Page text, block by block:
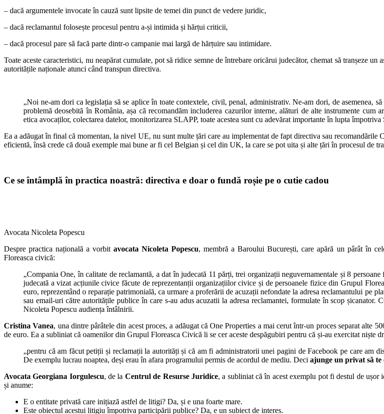
– dacă argumentele invocate în cauză sunt lipsite de temei din punct de vedere juridic,
– dacă reclamantul folosește procesul pentru a-și intimida și hărțui criticii,
– dacă procesul pare să facă parte dintr-o campanie mai largă de hărțuire sau intimidare.
Toate aceste caracteristici, nu neapărat cumulate, pot să ridice semne de întrebare oricărui judecător, chemat să tranșeze
autoritățile naționale atunci când transpun directiva.
„Noi ne-am dori ca legislația să se aplice în toate contextele, civil, penal, administrativ. Ne-am dori, de asemenea,
problemă deosebită în România, așa că recomandăm includerea cazurilor interne, alături de alte instrumente
etica avocaților, colectarea datelor, monitorizarea SLAPP, toate acestea sunt cu adevărat importante în lupta
Ea a adăugat în final că momentan, la nivel UE, nu sunt multe țări care au implementat de fapt directiva sau
eficientă, însă crede că două exemple mai bune ar fi cel Belgian și cel din UK, la care se pot uita și alte țări în procesul de
Ce se întâmplă în practica noastră: directiva e doar o fundă roșie pe o cutie cadou
Avocata Nicoleta Popescu
Despre practica națională a vorbitavocata Nicoleta Popescu, membră a Baroului București, care apără un pârât în
Floreasca civică:
„Compania One, în calitate de reclamantă, a dat în judecată 11 părți, trei organizații neguvernamentale și 8
judecată a vizat acțiunile civice făcute de reprezentanții organizațiilor civice și de persoanele fizice din Grupul
euro, reprezentând o reparație patrimonială, ca urmare a proferării de acuzații nefondate la adresa reclamantului pe
sau email-uri către autoritățile publice în care s-au adus acuzatii la adresa reclamantei, formulate în scop șicanator.
Nicoleta Popescu audiența întâlnirii.
Cristina Vanea, una dintre pârâtele din acest proces, a adăugat că One Properties a mai cerut într-un proces separat alte
de euro. Ea a subliniat că oamenilor din Grupul Floreasca Civică li se cer aceste despăgubiri pentru că și-au exercitat niște
„pentru că am făcut petiții și reclamații la autorități și că am fi administratorii unei pagini de Facebook pe care am
De exemplu lucrau noaptea, deși erau în afara programului permis de acordul de mediu. Deci ajunge un privat să
Avocata Georgiana Iorgulescu, de la Centrul de Resurse Juridice, a subliniat că în acest exemplu pot fi destul de
și anume:
E o entitate privată care inițiază astfel de litigi? Da, și e una foarte mare.
Este obiectul acestui litigiu împotriva participării publice? Da, e un subiect de interes.